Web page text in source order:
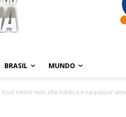
BRASIL MUNDO
Heitor tem alta médica e vai passar